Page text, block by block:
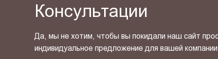
Консультации
Да, мы не хотим, чтобы вы покидали наш сайт
индивидуальное предложение для вашей